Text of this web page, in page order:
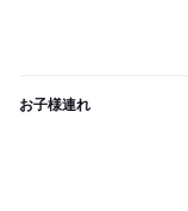
お子様連れ